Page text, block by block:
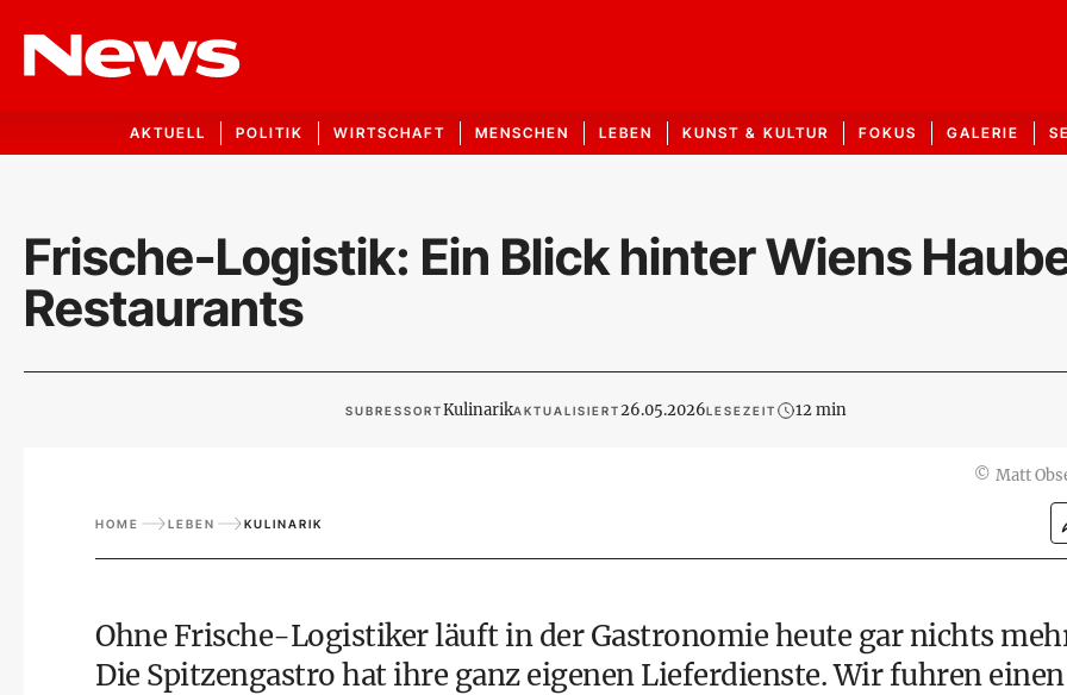
AKTUELL POLITIK WIRTSCHAFT MENSCHEN LEBEN KUNST & KULTUR FOKUS GALERIE
Frische-Logistik: Ein Blick hinter Wiens
Restaurants
SUBRESSORTKulinarikAKTUALISIERT26.05.2026LESEZEIT 12 min
© Matt
HOME LEBEN KULINARIK
Ohne Frische-Logistiker läuft in der Gastronomie heute gar nichts
Die Spitzengastro hat ihre ganz eigenen Lieferdienste. Wir fuhren einen